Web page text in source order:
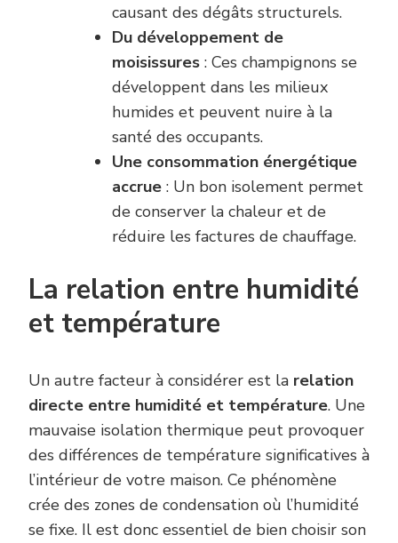
causant des dégâts structurels.
Du développement de
moisissures : Ces champignons se
développent dans les milieux
humides et peuvent nuire à la
santé des occupants.
Une consommation énergétique
accrue : Un bon isolement permet
de conserver la chaleur et de
réduire les factures de chauffage.
La relation entre humidité
et température
Un autre facteur à considérer est la relation
directe entre humidité et température. Une
mauvaise isolation thermique peut provoquer
des différences de température significatives à
l’intérieur de votre maison. Ce phénomène
crée des zones de condensation où l’humidité
se fixe. Il est donc essentiel de bien choisir son